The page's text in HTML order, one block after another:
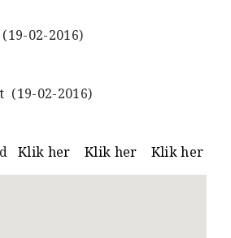
02-2016)
(19-02-2016)
Klik her Klik her Klik her